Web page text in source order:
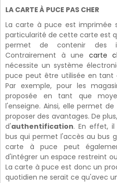
LA CARTE À PUCE PAS CHER
La carte à puce est imprimée
particularité de cette carte est
permet de contenir des
Contrairement à une carte
nécessite un système
puce peut être utilisée en tant
Par exemple, pour les
proposée en tant que
l'enseigne. Ainsi, elle permet
proposer des avantages. De
d'authentification. En effet,
bus qui permet l'accès au bus
carte à puce peut
d'intégrer un espace restreint
La carte à puce est donc un
quotidien ne serait ce qu'avec